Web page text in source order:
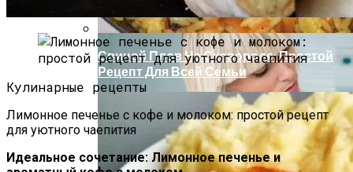
Свиной Плов На Сковороде: Простой
Рецепт Для Всей Семьи
Кулинарные рецепты
Лимонное печенье с кофе и молоком: простой рецепт
для уютного чаепития
Идеальное сочетание: Лимонное печенье и